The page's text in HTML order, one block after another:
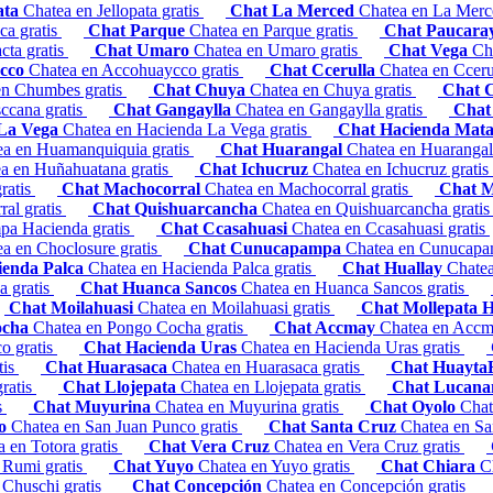
Chatea en Jellopata gratis Chat La Merced Chatea en La
gratis
Chat Parque Chatea en Parque gratis
Chat
gratis
Chat Umaro Chatea en Umaro gratis Chat Vega
Chatea en Accohuaycco gratis Chat Ccerulla Chatea en
Chumbes gratis
Chat Chuya Chatea en Chuya gratis
Chat
gratis
Chat Gangaylla Chatea en Gangaylla gratis
Vega Chatea en Hacienda La Vega gratis
Chat Hacienda
en Huamanquiquia gratis
Chat Huarangal Chatea en
en Huñahuatana gratis
Chat Ichucruz Chatea en Ichucruz gratis
Chat Machocorral Chatea en Machocorral gratis
Chat
gratis
Chat Quishuarcancha Chatea en Quishuarcancha gratis
Hacienda gratis
Chat Ccasahuasi Chatea en Ccasahuasi gratis
en Choclosure gratis
Chat Cunucapampa Chatea en
Palca Chatea en Hacienda Palca gratis Chat Huallay
gratis
Chat Huanca Sancos Chatea en Huanca Sancos gratis
Chat Moilahuasi Chatea en Moilahuasi gratis
Chat Mollepata
Chatea en Pongo Cocha gratis Chat Accmay Chatea en
gratis
Chat Hacienda Uras Chatea en Hacienda Uras gratis
Chat Huarasaca Chatea en Huarasaca gratis
Chat
Chat Llojepata Chatea en Llojepata gratis
Chat
Chat Muyurina Chatea en Muyurina gratis Chat Oyolo
Chatea en San Juan Punco gratis Chat Santa Cruz Chatea en
en Totora gratis
Chat Vera Cruz Chatea en Vera Cruz gratis
gratis
Chat Yuyo Chatea en Yuyo gratis Chat Chiara
gratis
Chat Concepción Chatea en Concepción gratis